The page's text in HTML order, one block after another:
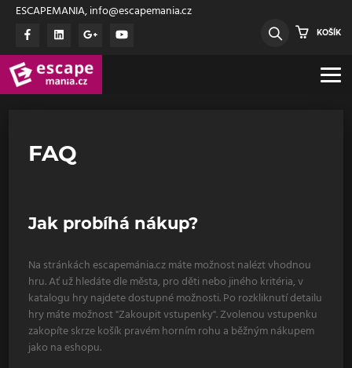
ESCAPEMANIA, info@escapemania.cz
KOŠÍK
FAQ
Jak probíhá nákup?
Na stránkách escapemánia.cz máte možnost nalézt vhodnou
hru. Ať už hledáte dle města, pro děti nebo jiného kritéria, v
katalogu hry najdete dostupné možnosti. Po rozkliknutí detailu
hry máte možnost "Zakoupit vstupenky". Zvolenou vstupenku
zakopíte skrze košík pravém horním rohu a běžným nákupem
jako na eshopu.